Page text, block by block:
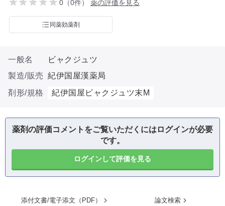
0（0件） 薬の評価を見る
同薬効薬剤
一般名
ビャクジュツ
製造/販売 紀伊国屋漢薬局
剤形/規格
紀伊国屋ビャクジュツ末M
薬剤の評価コメントをご覧いただくにはログインが必要
です。
ログインして評価を見る
添付文書/電子添文（PDF） 論文検索